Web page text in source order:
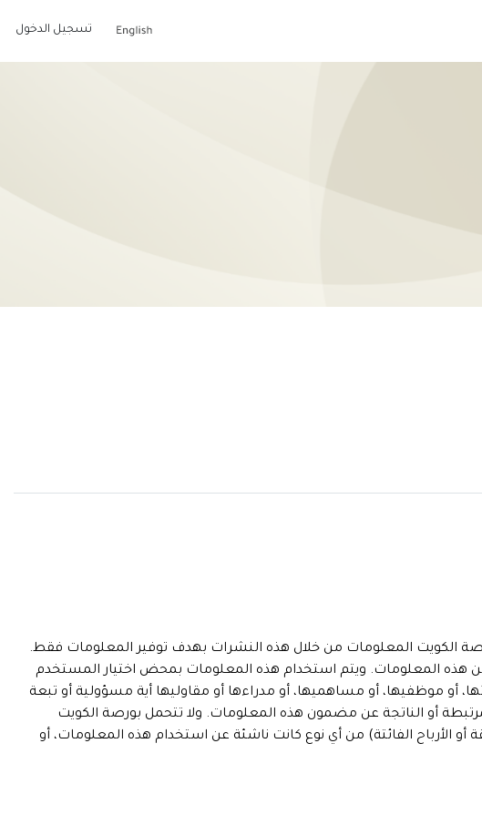
تسجيل الدخول
الكويت المعلومات من خلال هذه النشرات بهدف توفير المعلومات فقط.
من هذه المعلومات. ويتم استخدام هذه المعلومات بمحض اختيار المستخدم
أو موظفيها، أو مساهميها، أو مدراءها أو مقاوليها أية مسؤولية أو تبعة
أو الناتجة عن مضمون هذه المعلومات. ولا تتحمل بورصة الكويت
الأرباح الفائتة) من أي نوع كانت ناشئة عن استخدام هذه المعلومات، أو